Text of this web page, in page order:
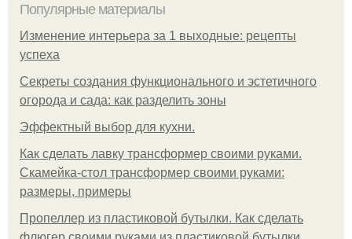
Популярные материалы
Изменение интерьера за 1 выходные: рецепты
успеха
Секреты создания функционального и эстетичного
огорода и сада: как разделить зоны
Эффектный выбор для кухни.
Как сделать лавку трансформер своими руками.
Скамейка-стол трансформер своими руками:
размеры, примеры
Пропеллер из пластиковой бутылки. Как сделать